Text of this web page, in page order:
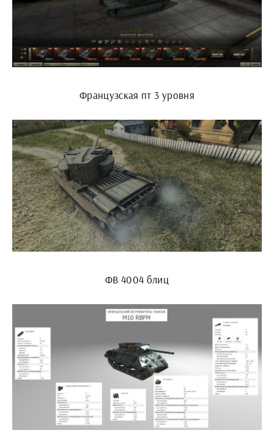
Французская пт 3 уровня
ФВ 4004 блиц